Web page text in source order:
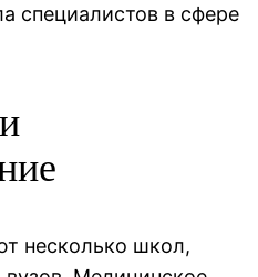
специалистов в сфере
несколько школ,